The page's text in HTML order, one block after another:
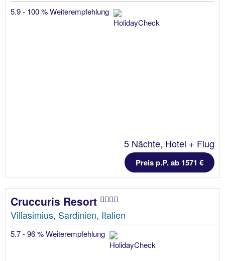
5.9 - 100 % Weiterempfehlung
5 Nächte, Hotel + Flug
Preis p.P. ab 1571 €
Cruccuris Resort
Villasimius, Sardinien, Italien
5.7 - 96 % Weiterempfehlung